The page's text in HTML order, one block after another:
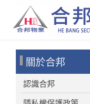
關於合邦
認識合邦